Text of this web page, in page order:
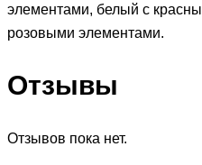
элементами, белый с
розовыми элементами.
Отзывы
Отзывов пока нет.